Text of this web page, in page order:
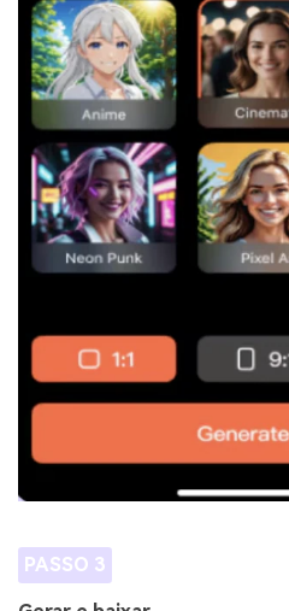
PASSO 3